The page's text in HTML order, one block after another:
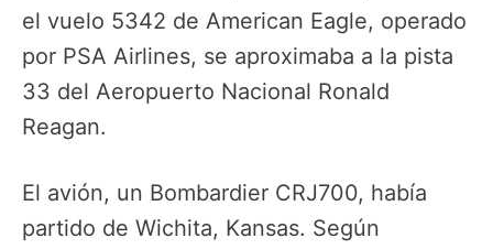
el vuelo 5342 de American Eagle, operado
por PSA Airlines, se aproximaba a la pista
33 del Aeropuerto Nacional Ronald
Reagan.
El avión, un Bombardier CRJ700, había
partido de Wichita, Kansas. Según